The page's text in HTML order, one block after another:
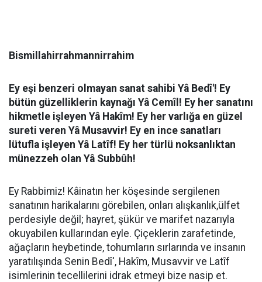
Bismillahirrahmannirrahim
Ey eşi benzeri olmayan sanat sahibi Yâ Bedî'! Ey
bütün güzelliklerin kaynağı Yâ Cemîl! Ey her sanatını
hikmetle işleyen Yâ Hakîm! Ey her varlığa en güzel
sureti veren Yâ Musavvir! Ey en ince sanatları
lütufla işleyen Yâ Latîf! Ey her türlü noksanlıktan
münezzeh olan Yâ Subbûh!
Ey Rabbimiz! Kâinatın her köşesinde sergilenen
sanatının harikalarını görebilen, onları alışkanlık,ülfet
perdesiyle değil; hayret, şükür ve marifet nazarıyla
okuyabilen kullarından eyle. Çiçeklerin zarafetinde,
ağaçların heybetinde, tohumların sırlarında ve insanın
yaratılışında Senin Bedî', Hakîm, Musavvir ve Latîf
isimlerinin tecellilerini idrak etmeyi bize nasip et.